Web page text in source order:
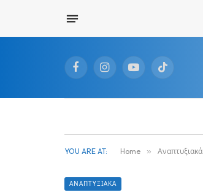
FacebookInstagramYouTubeTikTok
YOU ARE AT: Home » Αναπτυξιακά
ΑΝΑΠΤΥΞΙΑΚΆ